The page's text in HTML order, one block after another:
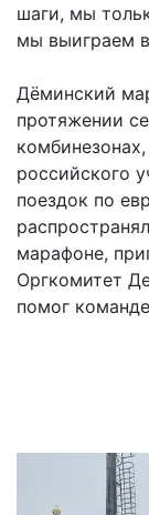
шаги, мы
мы выиграем
Дёминский
протяжении
российского
поездок по
марафоне,
Оргкомитет
помог